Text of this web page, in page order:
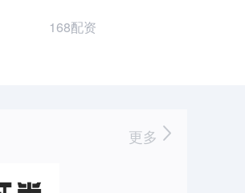
168配资
更多